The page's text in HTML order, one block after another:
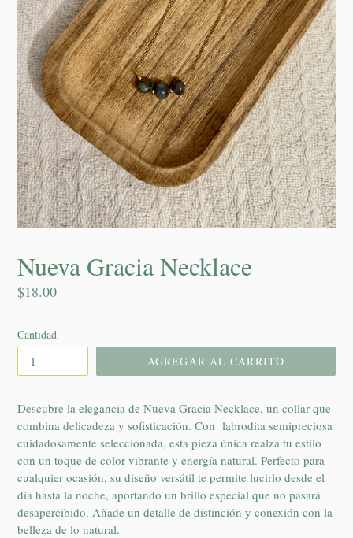
Nueva Gracia Necklace
Precio
$18.00
Cantidad
AGREGAR AL CARRITO
Descubre la elegancia de Nueva Gracia Necklace, un collar que
combina delicadeza y sofisticación. Con labrodita semipreciosa
cuidadosamente seleccionada, esta pieza única realza tu estilo
con un toque de color vibrante y energía natural. Perfecto para
cualquier ocasión, su diseño versátil te permite lucirlo desde el
día hasta la noche, aportando un brillo especial que no pasará
desapercibido. Añade un detalle de distinción y conexión con la
belleza de lo natural.